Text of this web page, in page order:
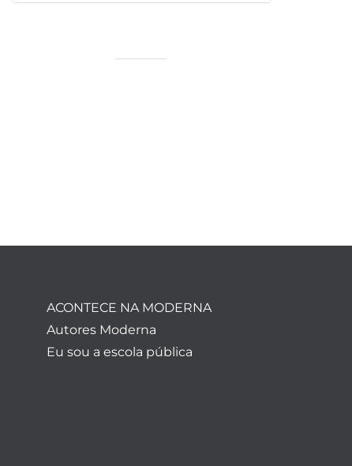
ACONTECE NA MODERNA
Autores Moderna
Eu sou a escola pública